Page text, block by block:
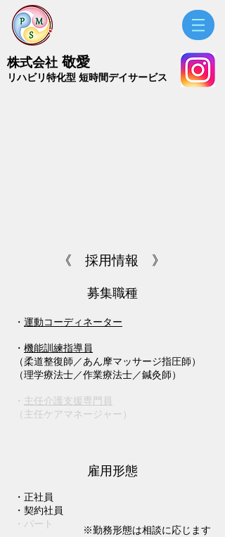
株式会社 敬愛
​リハビリ特化型 短時間デイサービス
《 採用情報 》
募集職種
・ 運動コーディネーター
・ 機能訓練指導員
（柔道整復師／あん摩マッサージ指圧師）
（理学療法士／作業療法士／鍼灸師）
・ 主任介護支援専門員
​（主任ケアマネージャー）
​雇用形態
・正社員
・契約社員
・パート
※勤務形態は相談に応じます